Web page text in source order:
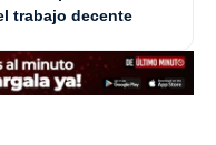
trabajo decente